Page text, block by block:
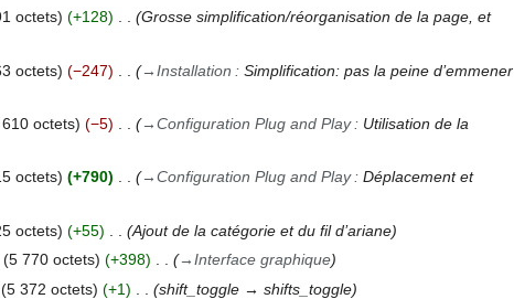
octets +128
Grosse simplification/réorganisation de la page, et
octets −247 →Installation : Simplification: pas la peine d’emmener
octets −5 →Configuration Plug and Play: Utilisation de la
octets +790 →Configuration Plug and Play: Déplacement et
octets +55
Ajout de la catégorie et du fil d’ariane
5 770 octets +398 →Interface graphique
5 372 octets +1
shift_toggle → shifts_toggle